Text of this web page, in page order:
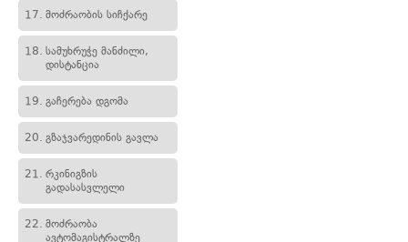
17. მოძრაობის სიჩქარე
18. სამუხრუჭე მანძილი,
დისტანცია
19. გაჩერება დგომა
20. გზაჯვარედინის გავლა
21. რკინიგზის
გადასასვლელი
22. მოძრაობა
ავტომაგისტრალზე